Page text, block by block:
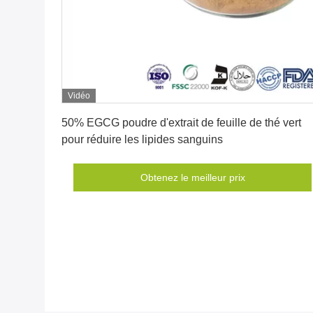
Vidéo
50% EGCG poudre d'extrait de feuille de thé vert
pour réduire les lipides sanguins
Obtenez le meilleur prix